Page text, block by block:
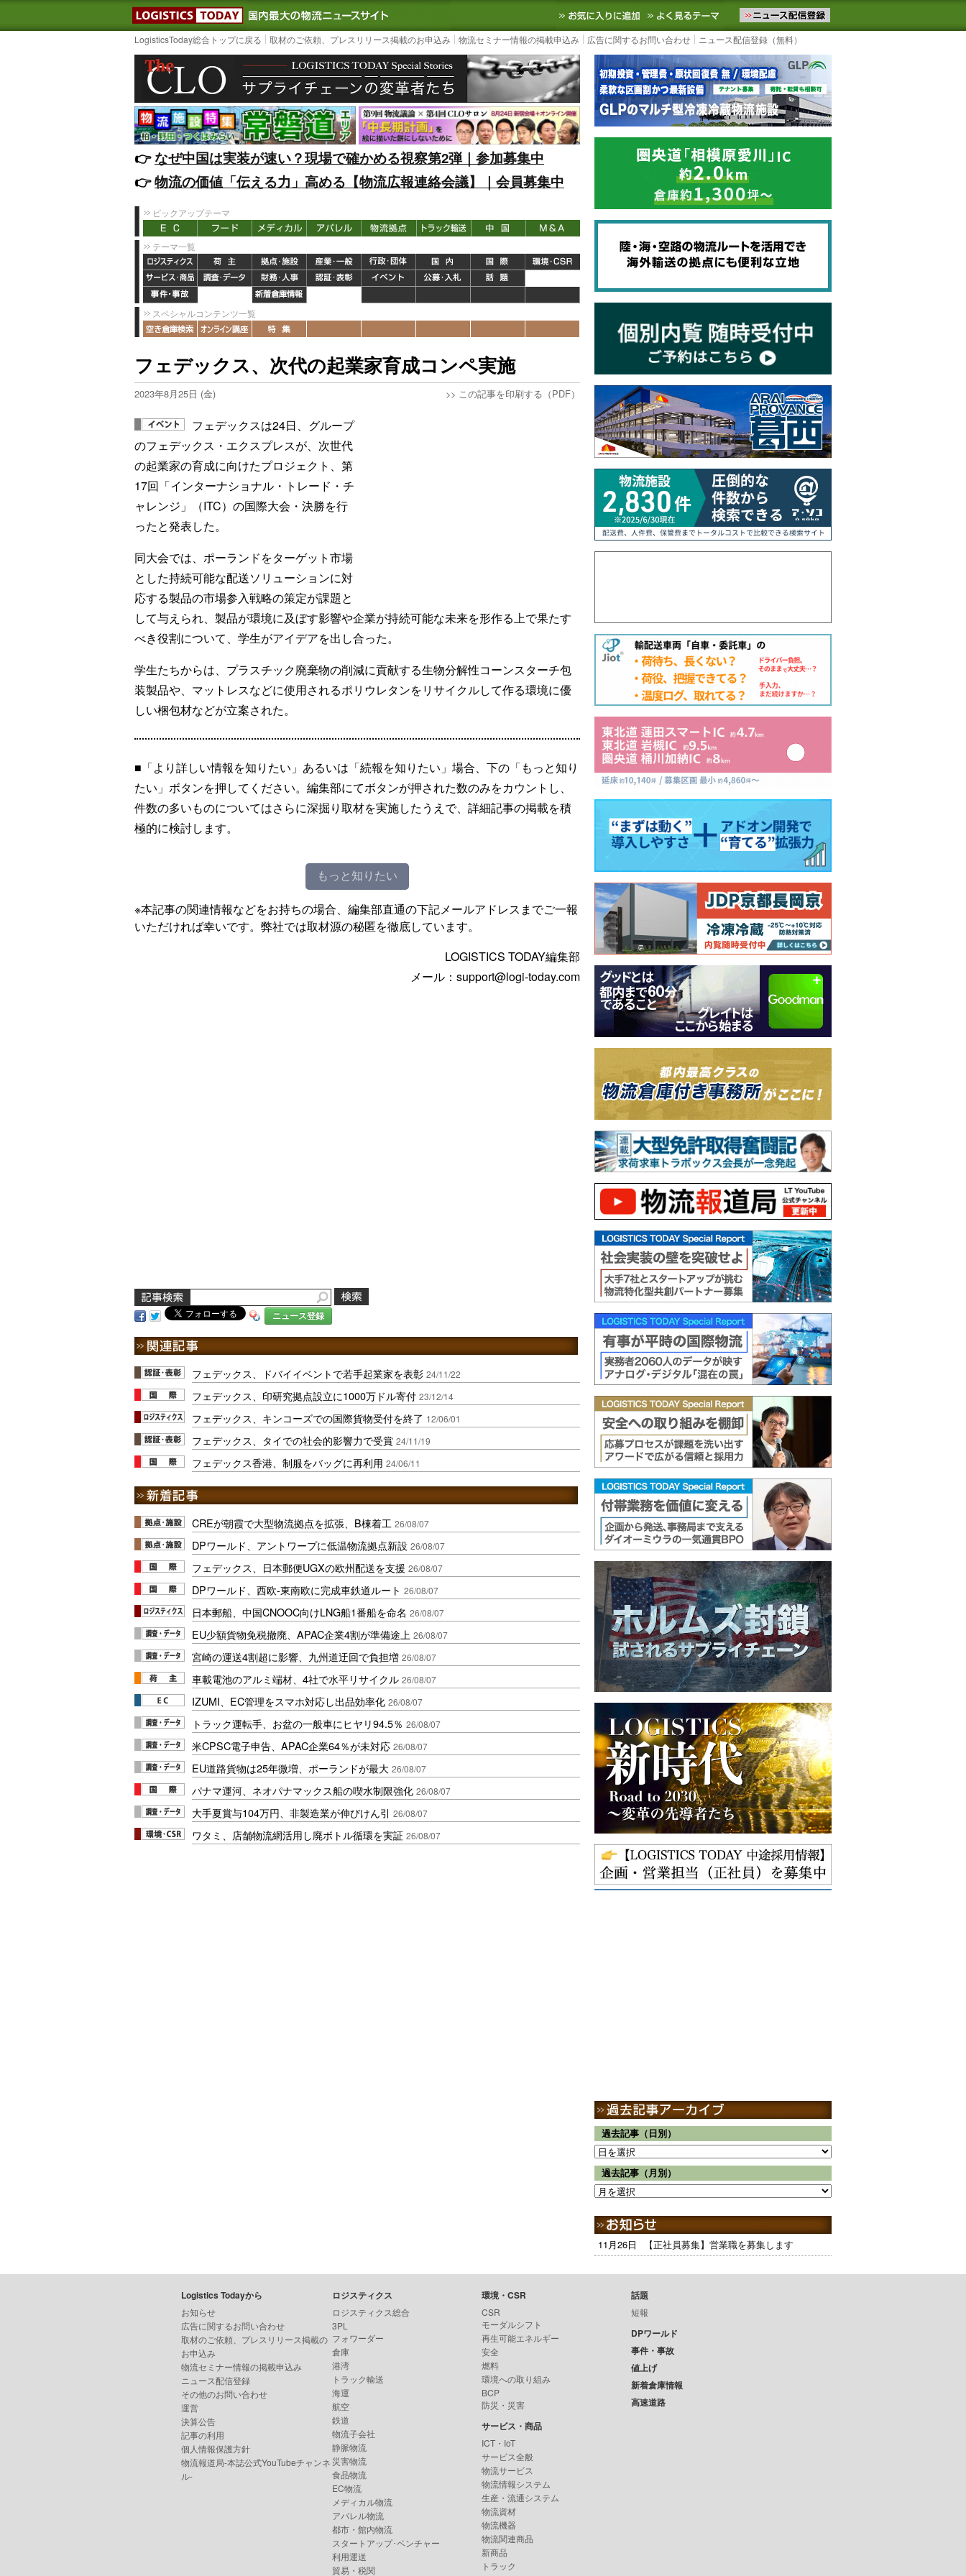
LOGISTICS TODAY｜国内最大の物流ニュースサイト3PL, SCMなど国内外の最新の物流ニュースをお届けします。物流ニュースメール配信を登録す
お気に入りに追加 よく見るテーマ
LogisticsToday総合トップに戻る 取材のご依頼、プレスリリース掲載のお申込み 物流セミナー情報の掲載申込み 広告に関するお問い合わせ ニュース配信登録（無料）
👉️なぜ中国は実装が速い？現場で確かめる視察第2弾｜参加募集中
👉️物流の価値「伝える力」高める【物流広報連絡会議】｜会員募集中
ピックアップテーマ
テーマ一覧
スペシャルコンテンツ一覧
フェデックス、次代の起業家育成コンペ実施
2023年8月25日 (金) >> この記事を印刷する（PDF）
フェデックスは24日、グループ
のフェデックス・エクスプレスが、次世代
の起業家の育成に向けたプロジェクト、第
17回「インターナショナル・トレード・チ
ャレンジ」（ITC）の国際大会・決勝を行
ったと発表した。
同大会では、ポーランドをターゲット市場
とした持続可能な配送ソリューションに対
応する製品の市場参入戦略の策定が課題と
して与えられ、製品が環境に及ぼす影響や企業が持続可能な未来を形作る上で果たす
べき役割について、学生がアイデアを出し合った。
学生たちからは、プラスチック廃棄物の削減に貢献する生物分解性コーンスターチ包
装製品や、マットレスなどに使用されるポリウレタンをリサイクルして作る環境に優
しい梱包材などが立案された。
■「より詳しい情報を知りたい」あるいは「続報を知りたい」場合、下の「もっと知り
たい」ボタンを押してください。編集部にてボタンが押された数のみをカウントし、
件数の多いものについてはさらに深掘り取材を実施したうえで、詳細記事の掲載を積
極的に検討します。
もっと知りたい
※本記事の関連情報などをお持ちの場合、編集部直通の下記メールアドレスまでご一報
いただければ幸いです。弊社では取材源の秘匿を徹底しています。
LOGISTICS TODAY編集部
メール：support@logi-today.com
ニュース登録
フェデックス、ドバイイベントで若手起業家を表彰 24/11/22
フェデックス、印研究拠点設立に1000万ドル寄付 23/12/14
フェデックス、キンコーズでの国際貨物受付を終了 12/06/01
フェデックス、タイでの社会的影響力で受賞 24/11/19
フェデックス香港、制服をバッグに再利用 24/06/11
CREが朝霞で大型物流拠点を拡張、B棟着工 26/08/07
DPワールド、アントワープに低温物流拠点新設 26/08/07
フェデックス、日本郵便UGXの欧州配送を支援 26/08/07
DPワールド、西欧-東南欧に完成車鉄道ルート 26/08/07
日本郵船、中国CNOOC向けLNG船1番船を命名 26/08/07
EU少額貨物免税撤廃、APAC企業4割が準備途上 26/08/07
宮崎の運送4割超に影響、九州道迂回で負担増 26/08/07
車載電池のアルミ端材、4社で水平リサイクル 26/08/07
IZUMI、EC管理をスマホ対応し出品効率化 26/08/07
トラック運転手、お盆の一般車にヒヤリ94.5％ 26/08/07
米CPSC電子申告、APAC企業64％が未対応 26/08/07
EU道路貨物は25年微増、ポーランドが最大 26/08/07
パナマ運河、ネオパナマックス船の喫水制限強化 26/08/07
大手夏賞与104万円、非製造業が伸びけん引 26/08/07
ワタミ、店舗物流網活用し廃ボトル循環を実証 26/08/07
過去記事（日別）
過去記事（月別）
11月26日 【正社員募集】営業職を募集します
Logistics Todayから
お知らせ
広告に関するお問い合わせ
取材のご依頼、プレスリリース掲載の
お申込み
物流セミナー情報の掲載申込み
ニュース配信登録
その他のお問い合わせ
運営
決算公告
記事の利用
個人情報保護方針
物流報道局-本誌公式YouTubeチャンネ
ル-
ロジスティクス
ロジスティクス総合
3PL
フォワーダー
倉庫
港湾
トラック輸送
海運
航空
鉄道
物流子会社
静脈物流
災害物流
食品物流
EC物流
メディカル物流
アパレル物流
都市・館内物流
スタートアップ･ベンチャー
利用運送
貿易・税関
環境・CSR
CSR
モーダルシフト
再生可能エネルギー
安全
燃料
環境への取り組み
BCP
防災・災害
サービス・商品
ICT・IoT
サービス全般
物流サービス
物流情報システム
生産・流通システム
物流資材
物流機器
物流関連商品
新商品
トラック
話題
短報
DPワールド
事件・事故
値上げ
新着倉庫情報
高速道路